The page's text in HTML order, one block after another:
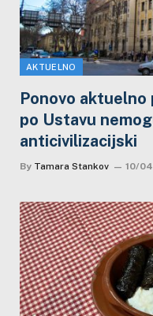
AKTUELNO
Ponovo aktuelno
po Ustavu
anticivilizacijski
By Tamara Stankov 10/